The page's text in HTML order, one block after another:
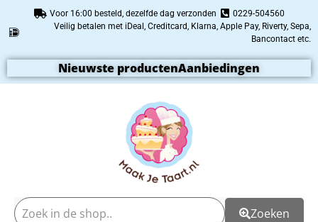
Voor 16:00 besteld, dezelfde dag verzonden
0229-504560
Veilig betalen met iDeal, Creditcard, Klarna, Apple Pay, Riverty, Sepa,
Bancontact etc.
Nieuwste productenAanbiedingen
Zoeken